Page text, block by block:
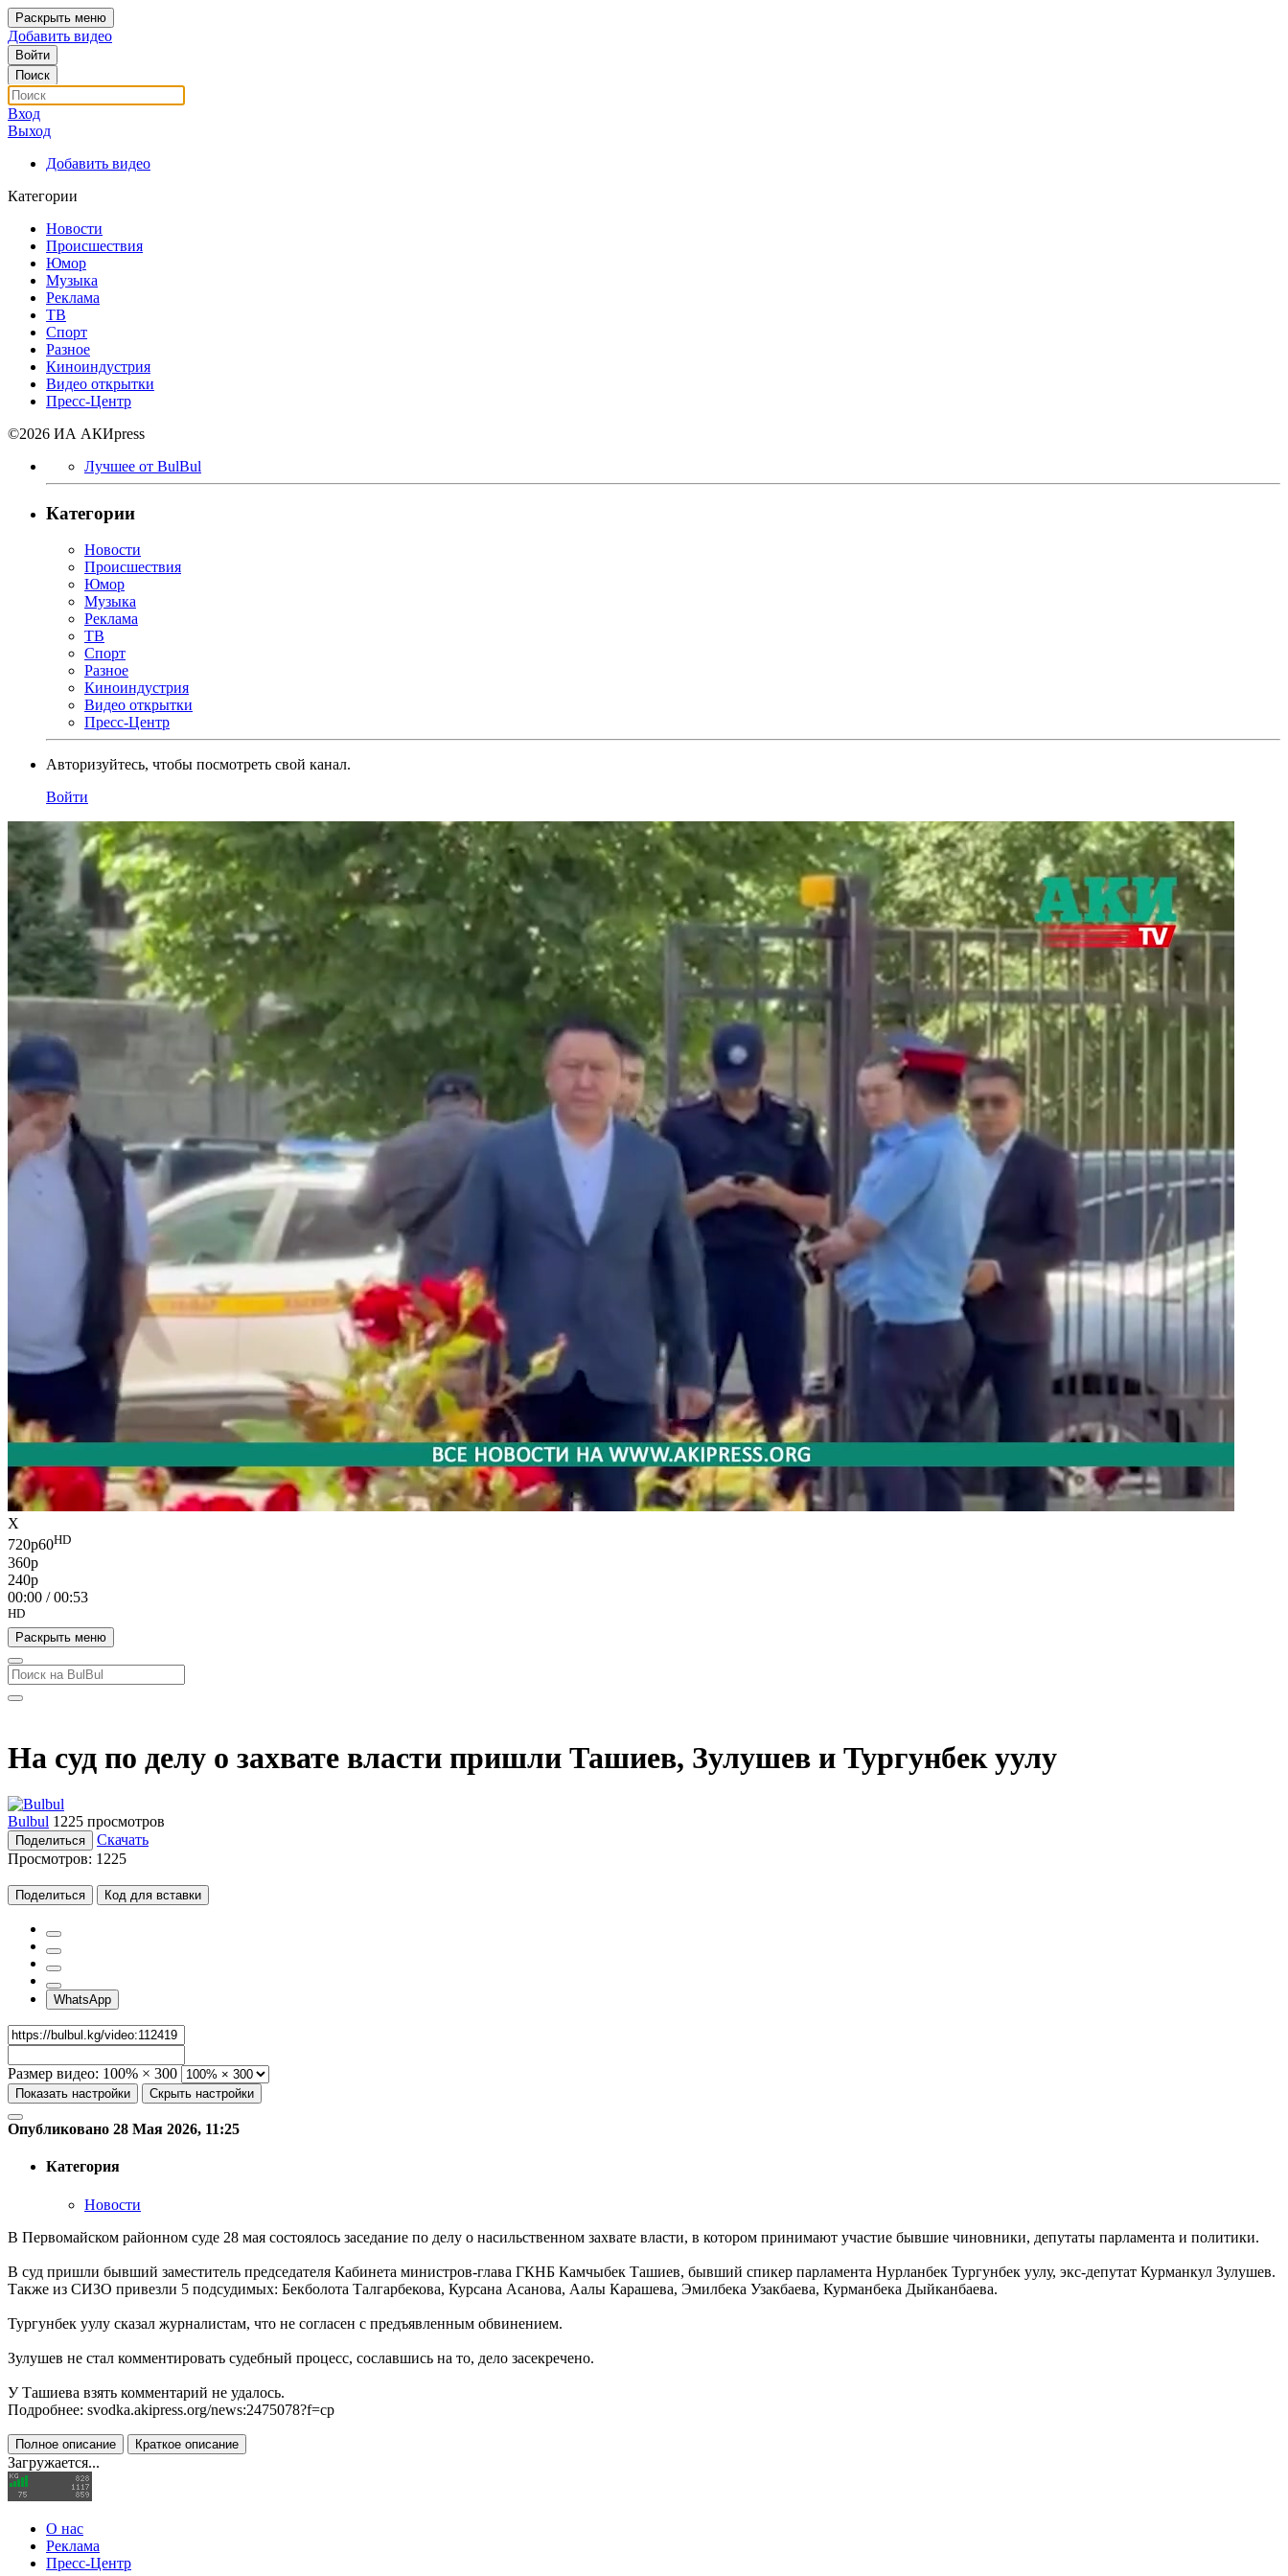
Раскрыть меню
Добавить видео
Войти
Поиск
Вход
Выход
Добавить видео
Категории
Новости
Происшествия
Юмор
Музыка
Реклама
ТВ
Спорт
Разное
Киноиндустрия
Видео открытки
Пресс-Центр
©2026 ИА АКИpress
Лучшее от BulBul
Категории
Новости
Происшествия
Юмор
Музыка
Реклама
ТВ
Спорт
Разное
Киноиндустрия
Видео открытки
Пресс-Центр
Авторизуйтесь, чтобы посмотреть свой канал.
Войти
X
720p60HD
360p
240p
00:00 /00:53
HD
Раскрыть меню
На суд по делу о захвате власти пришли Ташиев, Зулушев и Тургунбек уулу
Bulbul 1225 просмотров
Поделиться
Скачать
Просмотров: 1225
Поделиться Код для вставки
WhatsApp
Размер видео: 100% × 300
Показать настройки Скрыть настройки
Опубликовано 28 Мая 2026, 11:25
Категория
Новости
В Первомайском районном суде 28 мая состоялось заседание по делу о насильственном захвате власти, в котором принимают участие бывшие чиновники, депутаты парламента и политики.
В суд пришли бывший заместитель председателя Кабинета министров-глава ГКНБ Камчыбек Ташиев, бывший спикер парламента Нурланбек Тургунбек уулу, экс-депутат Курманкул Зулушев.
Также из СИЗО привезли 5 подсудимых: Бекболота Талгарбекова, Курсана Асанова, Аалы Карашева, Эмилбека Узакбаева, Курманбека Дыйканбаева.
Тургунбек уулу сказал журналистам, что не согласен с предъявленным обвинением.
Зулушев не стал комментировать судебный процесс, сославшись на то, дело засекречено.
У Ташиева взять комментарий не удалось.
Подробнее: svodka.akipress.org/news:2475078?f=cp
Полное описание Краткое описание
Загружается...
О нас
Реклама
Пресс-Центр